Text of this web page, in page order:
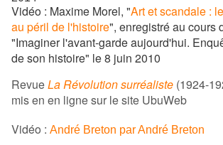
Vidéo : Maxime Morel, "Art et scandale :
au péril de l'histoire", enregistré au cours
"Imaginer l'avant-garde aujourd'hui.
de son histoire" le 8 juin 2010
RevueLa Révolution surréaliste (1924-
mis en en ligne sur le site UbuWeb
Vidéo : André Breton par André Breton